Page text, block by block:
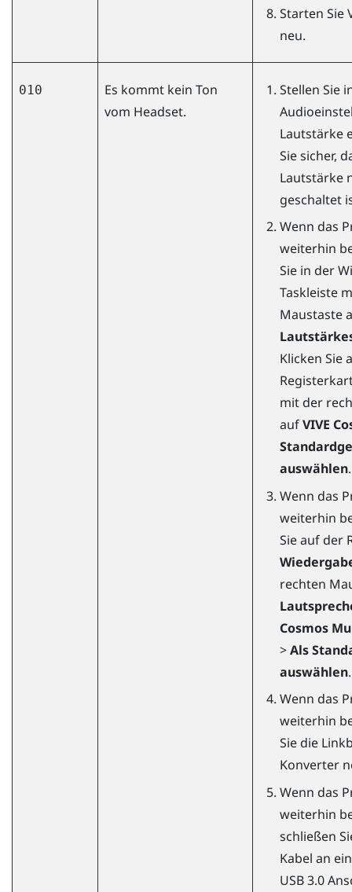
Starten Sie
neu.
010
Es kommt kein Ton
vom Headset.
Stellen Sie
Lautstärke
Sie sicher,
Lautstärke
geschaltet
Wenn das
weiterhin
Sie in der
Taskleiste
Maustaste
Klicken Sie
mit der
aufVIVE
auswählen.
Wenn das
weiterhin
Sie auf der
rechten
Cosmos
>Als
auswählen.
Wenn das
weiterhin
Sie die
Konverter
Wenn das
weiterhin
schließen
Kabel an
USB 3.0